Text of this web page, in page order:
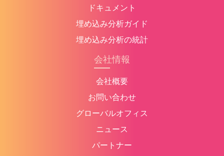
ドキュメント
埋め込み分析ガイド
埋め込み分析の統計
会社情報
会社概要
お問い合わせ
グローバルオフィス
ニュース
パートナー